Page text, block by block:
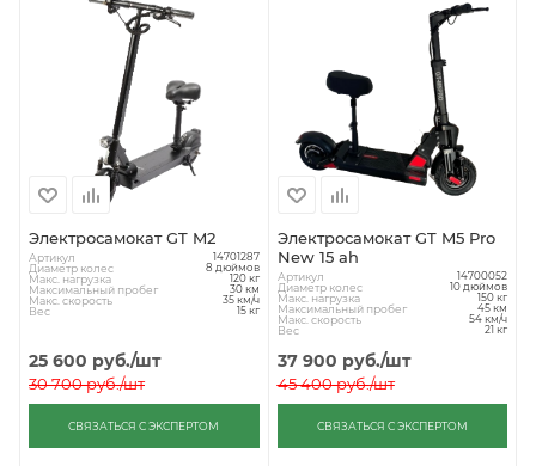
Электросамокат GT M2
Артикул 14701287
Диаметр колес 8 дюймов
Макс. нагрузка 120 кг
Максимальный пробег 30 км
Макс. скорость 35 км/ч
Вес 15 кг
25 600 руб./шт
30 700руб./шт
СВЯЗАТЬСЯ С ЭКСПЕРТОМ
Электросамокат GT M5 Pro
New 15 ah
Артикул 14700052
Диаметр колес 10 дюймов
Макс. нагрузка 150 кг
Максимальный пробег 45 км
Макс. скорость 54 км/ч
Вес 21 кг
37 900 руб./шт
45 400руб./шт
СВЯЗАТЬСЯ С ЭКСПЕРТОМ